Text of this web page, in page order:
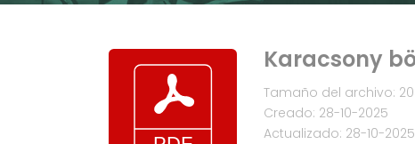
Karacsony
Tamaño del archivo:
Creado: 28-10-2025
Actualizado: 28-10-2025